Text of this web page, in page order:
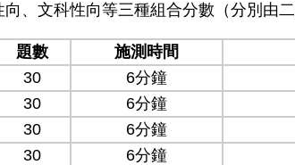
、文科性向等三種組合分數（分別由
題數 施測時間
30 6分鐘
30 6分鐘
30 6分鐘
30 6分鐘